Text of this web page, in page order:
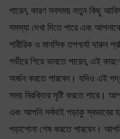
পারেন, কারণ সবসময় নতুন কিছু
সমস্যা দেখা দিতে পারে এবং
শারীরিক ও মানসিক তপশ্চর্যা দারুন
গভীরে গিয়ে ভাবতে পারেন, এই
অর্জন করতে পারবেন। যদিও এই
সময় বিরক্তির সৃষ্টি করতে পারে।
এবং আপনি সর্বদাই পড়াকু
পড়াশোনা শেষ করতে পারবেন।